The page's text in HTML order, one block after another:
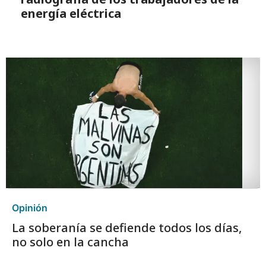
energía eléctrica
Opinión
La soberanía se defiende todos los días,
no solo en la cancha